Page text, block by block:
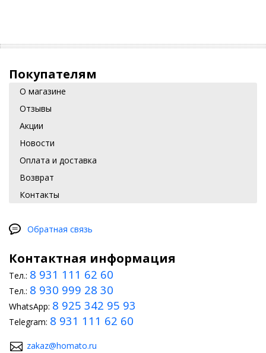
Покупателям
О магазине
Отзывы
Акции
Новости
Оплата и доставка
Возврат
Контакты
Обратная связь
Контактная информация
Тел.: 8 931 111 62 60
Тел.: 8 930 999 28 30
WhatsApp: 8 925 342 95 93
Telegram: 8 931 111 62 60
zakaz@homato.ru